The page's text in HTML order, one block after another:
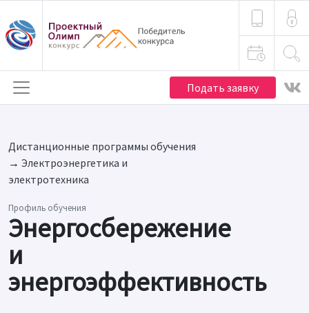
Подать заявку
Дистанционные программы обучения
→ Электро­энергетика и
электротехника
Профиль обучения
Энергосбережение
и
энергоэффективность